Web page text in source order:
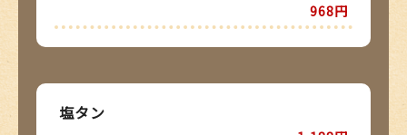
968円
塩タン